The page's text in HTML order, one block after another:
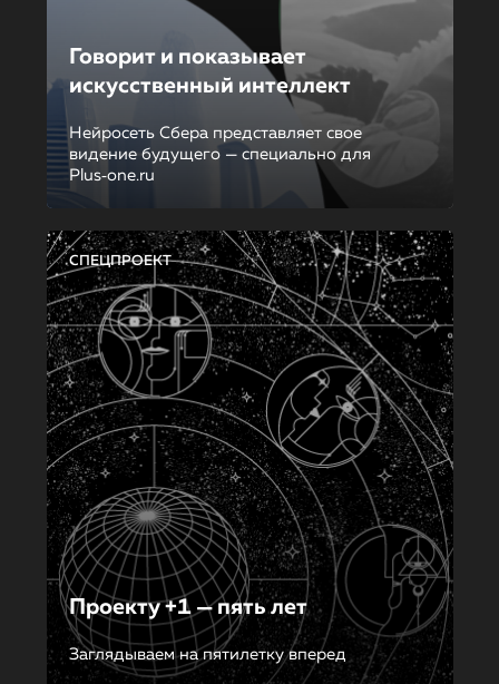
Говорит и показывает
искусственный интеллект
Нейросеть Сбера представляет свое
видение будущего — специально для
Plus‑one.ru
СПЕЦПРОЕКТ
Проекту +1 — пять лет
Заглядываем на пятилетку вперед